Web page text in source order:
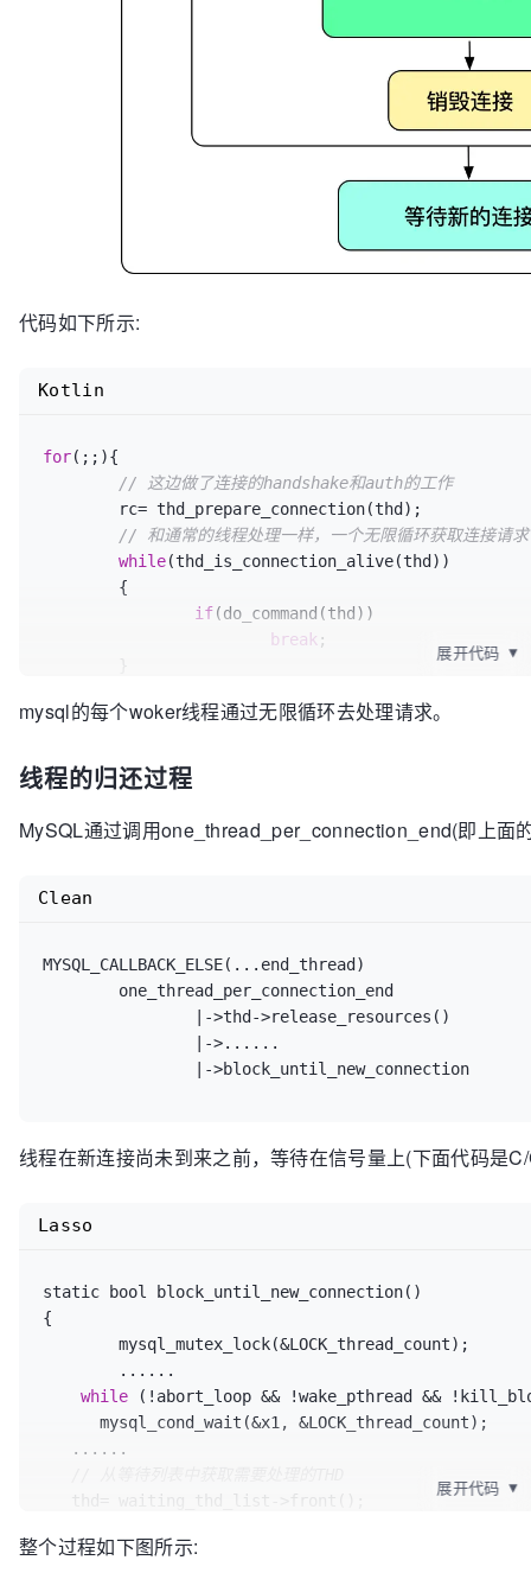
代码如下所示:
for(;;){
// 这边做了连接的handshake和auth的工作
// 和通常的线程处理一样，一个无限循环获取连接请求
while(thd_is_connection_alive(thd))
if(do_command(thd))
break ;
// 这边做了连接的销毁动作
end_thread:
	...
// 这边调用end_thread做清理动作，并将当前线程返
// end_thread对应为
// 主要是从线程上下文中获取新塞进去的thd
//
Kotlin
展开代码 ▼
mysql的每个woker线程通过无限循环去处理请求。
线程的归还过程
MySQL通过调用one_thread_per_connection_end(即上面
MYSQL_CALLBACK_ELSE(...end_thread)
Clean
线程在新连接尚未到来之前，等待在信号量上(下面代码是
static bool block_until_new_connection()
{
... ...
while (!abort_loop && !wake_pthread &&
... ...
......
Lasso
展开代码 ▼
整个过程如下图所示: